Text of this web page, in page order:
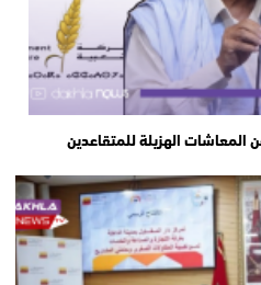
الهزيلة للمتقاعدين